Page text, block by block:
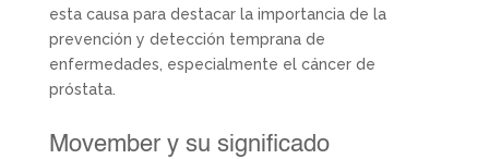
esta causa para destacar la importancia de la
prevención y detección temprana de
enfermedades, especialmente el cáncer de
próstata.
Movember y su significado